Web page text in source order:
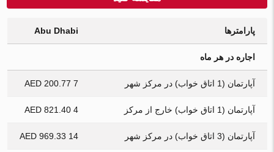
پارامترها Abu Dhabi
اجاره در هر ماه
آپارتمان (1 اتاق خواب) در مرکز شهر 7 200.77 AED
آپارتمان (1 اتاق خواب) خارج از مرکز 4 821.40 AED
آپارتمان (3 اتاق خواب) در مرکز شهر 14 969.33 AED